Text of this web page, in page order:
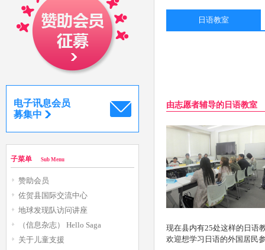
日语教室
由志愿者辅导的日语教室
现在县内有25处这样的日语
欢迎想学习日语的外国居民
电子讯息会员
募集中
子菜单 Sub Menu
赞助会员
佐贺县国际交流中心
地球发现队访问讲座
（信息杂志） Hello Saga
关于儿童支援